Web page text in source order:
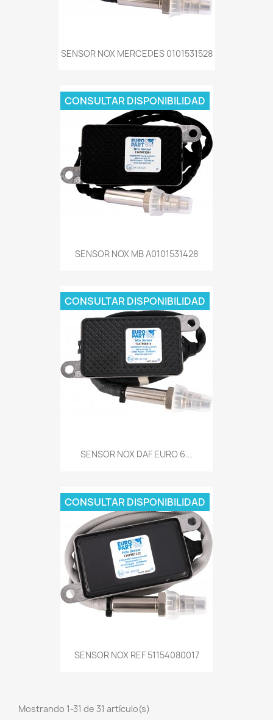
SENSOR NOX MERCEDES 0101531528
SENSOR NOX MB A0101531428
CONSULTAR DISPONIBILIDAD
SENSOR NOX DAF EURO 6...
CONSULTAR DISPONIBILIDAD
SENSOR NOX REF 51154080017
CONSULTAR DISPONIBILIDAD
Mostrando 1-31 de 31 artículo(s)